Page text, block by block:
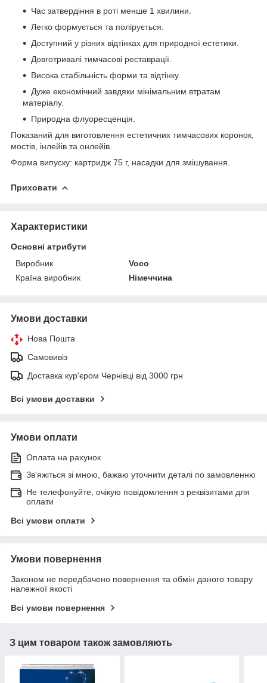
Час затвердіння в роті менше 1 хвилини.
Легко формується та полірується.
Доступний у різних відтінках для природної естетики.
Довготривалі тимчасові реставрації.
Висока стабільність форми та відтінку.
Дуже економічний завдяки мінімальним втратам
матеріалу.
Природна флуоресценція.
Показаний для виготовлення естетичних тимчасових коронок,
мостів, інлейів та онлейів.
Форма випуску: картридж 75 г, насадки для змішування.
Приховати
Характеристики
Основні атрибути
Виробник
Voco
Країна виробник
Німеччина
Умови доставки
Нова Пошта
Самовивіз
Доставка кур'єром Чернівці від 3000 грн
Всі умови доставки
Умови оплати
Оплата на рахунок
Зв'яжіться зі мною, бажаю уточнити деталі по замовленню
Не телефонуйте, очікую повідомлення з реквізитами для
оплати
Всі умови оплати
Умови повернення
Законом не передбачено повернення та обмін даного товару
належної якості
Всі умови повернення
З цим товаром також замовляють